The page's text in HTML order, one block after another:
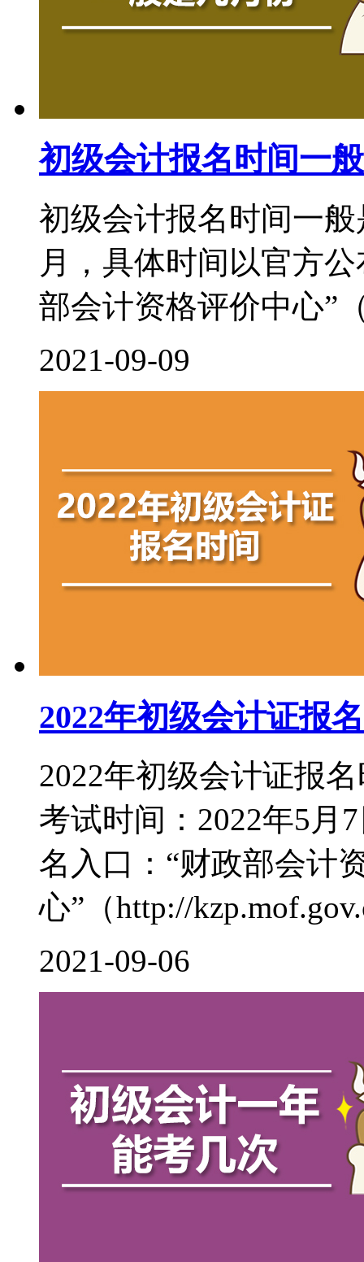
初级会计报名时间一
初级会计报名时间一
月，具体时间以官方
部会计资格评价中心”
2021-09-09
2022年初级会计证报
2022年初级会计证报
考试时间：2022年5月
名入口：“财政部会计
心”（http://
2021-09-06